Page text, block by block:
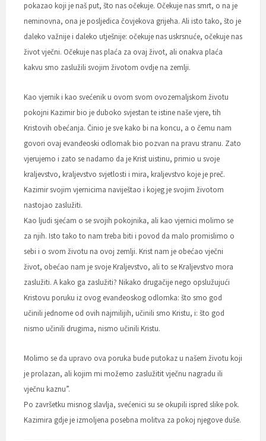
pokazao koji je naš put, što nas očekuje. Očekuje nas smrt, o na je
neminovna, ona je posljedica čovjekova grijeha. Ali isto tako, što je
daleko važnije i daleko utješnije: očekuje nas uskrsnuće, očekuje nas
život vječni. Očekuje nas plaća za ovaj život, ali onakva plaća
kakvu smo zaslužili svojim životom ovdje na zemlji.
Kao vjernik i kao svećenik u ovom svom ovozemaljskom životu
pokojni Kazimir bio je duboko svjestan te istine naše vjere, tih
Kristovih obećanja. Činio je sve kako bi na koncu, a o čemu nam
govori ovaj evanđeoski odlomak bio pozvan na pravu stranu. Zato
vjerujemo i zato se nadamo da je Krist uistinu, primio u svoje
kraljevstvo, kraljevstvo svjetlosti i mira, kraljevstvo koje je preč.
Kazimir svojim vjernicima naviještao i kojeg je svojim životom
nastojao zaslužiti.
Kao ljudi sjećam o se svojih pokojnika, ali kao vjernici molimo se
za njih. Isto tako to nam treba biti i povod da malo promislimo o
sebi i o svom životu na ovoj zemlji. Krist nam je obećao vječni
život, obećao nam je svoje Kraljevstvo, ali to se Kraljevstvo mora
zaslužiti. A kako ga zaslužiti? Nikako drugačije nego opslužujući
Kristovu poruku iz ovog evanđeoskog odlomka: što smo god
učinili jednome od ovih najmilijih, učinili smo Kristu, i: što god
nismo učinili drugima, nismo učinili Kristu.
Molimo se da upravo ova poruka bude putokaz u našem životu koji
je prolazan, ali kojim mi možemo zaslužitit vječnu nagradu ili
vječnu kaznu”.
Po završetku misnog slavlja, svećenici su se okupili ispred slike pok.
Kazimira gdje je izmoljena posebna molitva za pokoj njegove duše.